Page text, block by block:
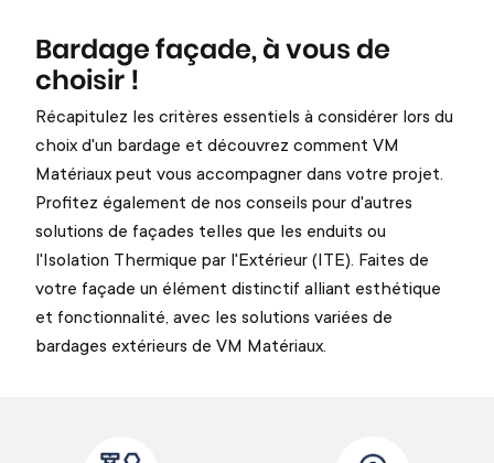
Bardage façade, à vous de
choisir !
Récapitulez les critères essentiels à considérer lors du
choix d'un bardage et découvrez comment VM
Matériaux peut vous accompagner dans votre projet.
Profitez également de nos conseils pour d'autres
solutions de façades telles que les enduits ou
l'Isolation Thermique par l'Extérieur (ITE). Faites de
votre façade un élément distinctif alliant esthétique
et fonctionnalité, avec les solutions variées de
bardages extérieurs de VM Matériaux.